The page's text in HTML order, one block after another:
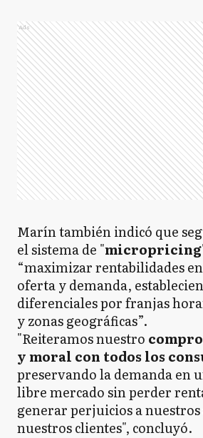
Ads
Marín también indicó que
el sistema de "micropricing
“maximizar rentabilidades
oferta y demanda,
diferenciales por franjas
y zonas geográficas”.
"Reiteramos nuestro
y moral con todos los
preservando la demanda en
libre mercado sin perder
generar perjuicios a nuestros
nuestros clientes", concluyó.